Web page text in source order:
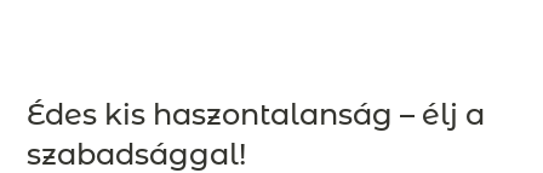
Édes kis haszontalanság – élj a
szabadsággal!